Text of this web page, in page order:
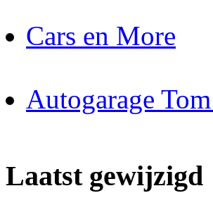
Cars en More
Autogarage
Laatst gewijzigd